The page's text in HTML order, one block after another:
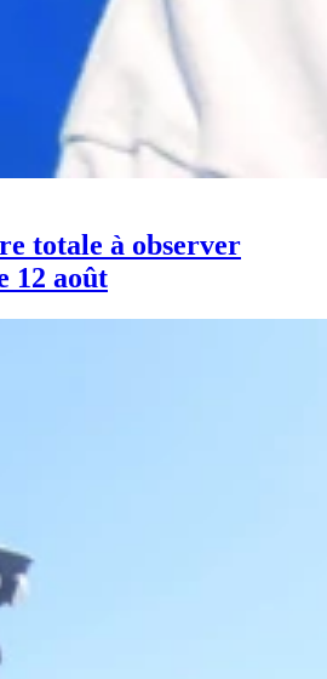
totale à observer
12 août